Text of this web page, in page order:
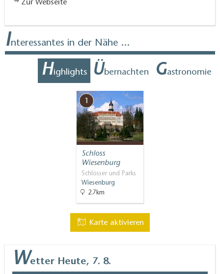
Zur Webseite
Interessantes in der Nähe ...
Highlights Übernachten Gastronomie
1
Schloss
Wiesenburg
Schlösser und Parks
Wiesenburg
2.7km
Karte aktivieren
Wetter Heute, 7. 8.